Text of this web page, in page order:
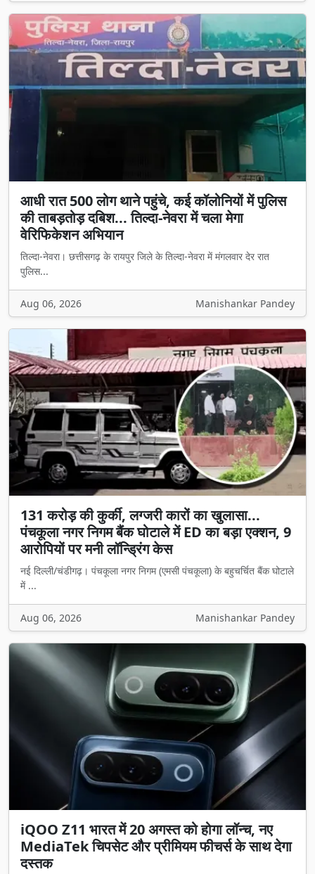
आधी रात 500 लोग थाने पहुंचे, कई कॉलोनियों में पुलिस
की ताबड़तोड़ दबिश... तिल्दा-नेवरा में चला मेगा
वेरिफिकेशन अभियान
तिल्दा-नेवरा। छत्तीसगढ़ के रायपुर जिले के तिल्दा-नेवरा में मंगलवार देर रात
पुलिस...
Aug 06, 2026 Manishankar Pandey
131 करोड़ की कुर्की, लग्जरी कारों का खुलासा...
पंचकूला नगर निगम बैंक घोटाले में ED का बड़ा एक्शन, 9
आरोपियों पर मनी लॉन्ड्रिंग केस
नई दिल्ली/चंडीगढ़। पंचकूला नगर निगम (एमसी पंचकूला) के बहुचर्चित बैंक घोटाले
में ...
Aug 06, 2026 Manishankar Pandey
iQOO Z11 भारत में 20 अगस्त को होगा लॉन्च, नए
MediaTek चिपसेट और प्रीमियम फीचर्स के साथ देगा
दस्तक